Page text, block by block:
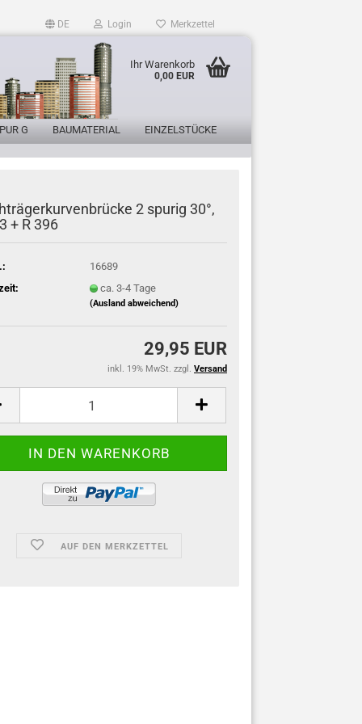
DE Login Merkzettel
Ihr Warenkorb
0,00 EUR
G BAUMATERIAL EINZELSTÜCKE
2 spurig 30°,
+ R 396
16689
ca. 3-4 Tage
(Ausland abweichend)
29,95 EUR
inkl. 19% MwSt. zzgl. Versand
AUF DEN MERKZETTEL